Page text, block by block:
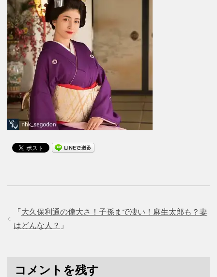
「 大久保利通の偉大さ！子孫まで凄い！麻生太郎も？妻
はどんな人？ 」
コメントを残す